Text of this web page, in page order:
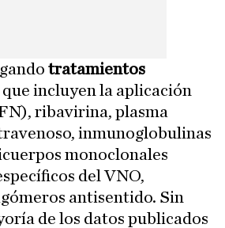
tratamientos
que incluyen la aplicación
ribavirina, plasma
inmunoglobulinas
monoclonales
del VNO,
antisentido. Sin
de los datos publicados